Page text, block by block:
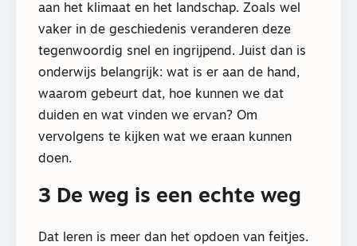
aan het klimaat en het landschap. Zoals wel
vaker in de geschiedenis veranderen deze
tegenwoordig snel en ingrijpend. Juist dan is
onderwijs belangrijk: wat is er aan de hand,
waarom gebeurt dat, hoe kunnen we dat
duiden en wat vinden we ervan? Om
vervolgens te kijken wat we eraan kunnen
doen.
3 De weg is een echte weg
Dat leren is meer dan het opdoen van feitjes.